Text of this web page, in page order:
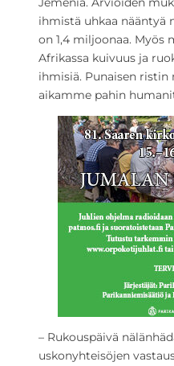
ihmistä uhkaa nääntyä
on 1,4 miljoonaa. Myös
Afrikassa kuivuus ja
ihmisiä. Punaisen ristin
aikamme pahin
– Rukouspäivä
uskonyhteisöjen